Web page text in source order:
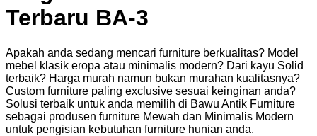
Terbaru BA-3
Apakah anda sedang mencari furniture berkualitas? Model
mebel klasik eropa atau minimalis modern? Dari kayu Solid
terbaik? Harga murah namun bukan murahan kualitasnya?
Custom furniture paling exclusive sesuai keinginan anda?
Solusi terbaik untuk anda memilih di Bawu Antik Furniture
sebagai produsen furniture Mewah dan Minimalis Modern
untuk pengisian kebutuhan furniture hunian anda.